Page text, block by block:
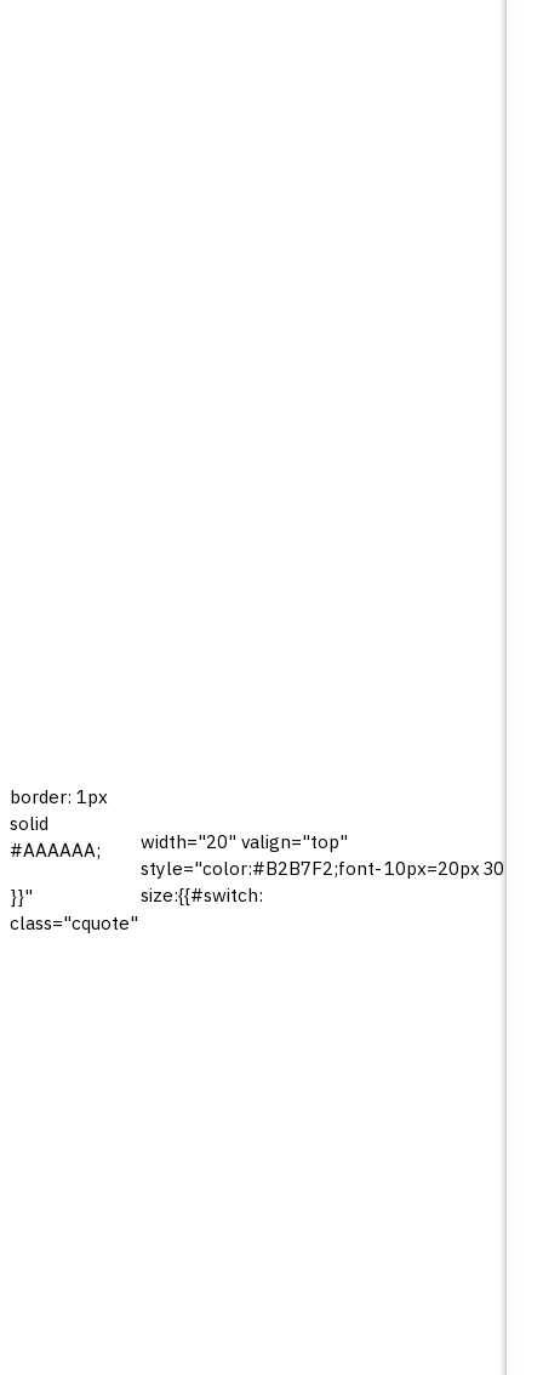
border: 1px
solid
#AAAAAA;
}}"
class="cquote"
width="20" valign="top"
style="color:#B2B7F2;font-
size:{{#switch:
10px=20px